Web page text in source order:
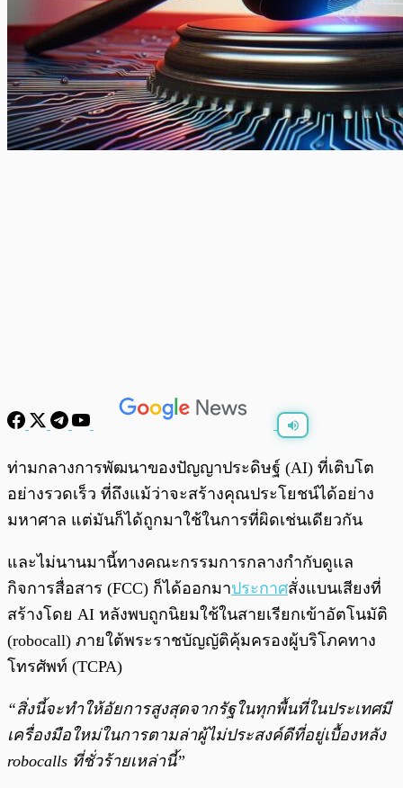
0:00/0:00
ท่ามกลางการพัฒนาของปัญญาประดิษฐ์ (AI) ที่เติบโต
อย่างรวดเร็ว ที่ถึงแม้ว่าจะสร้างคุณประโยชน์ได้อย่าง
มหาศาล แต่มันก็ได้ถูกมาใช้ในการที่ผิดเช่นเดียวกัน
และไม่นานมานี้ทางคณะกรรมการกลางกำกับดูแล
กิจการสื่อสาร (FCC) ก็ได้ออกมาประกาศสั่งแบนเสียงที่
สร้างโดย AI หลังพบถูกนิยมใช้ในสายเรียกเข้าอัตโนมัติ
(robocall) ภายใต้พระราชบัญญัติคุ้มครองผู้บริโภคทาง
โทรศัพท์ (TCPA)
“สิ่งนี้จะทำให้อัยการสูงสุดจากรัฐในทุกพื้นที่ในประเทศมี
เครื่องมือใหม่ในการตามล่าผู้ไม่ประสงค์ดีที่อยู่เบื้องหลัง
robocalls ที่ชั่วร้ายเหล่านี้”